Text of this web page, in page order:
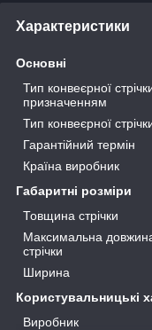
Характеристики
Основні
Тип конвеєрної
призначенням
Тип конвеєрної
Гарантійний термін
Країна виробник
Габаритні розміри
Товщина стрічки
Максимальна
стрічки
Ширина
Користувальницькі
Виробник